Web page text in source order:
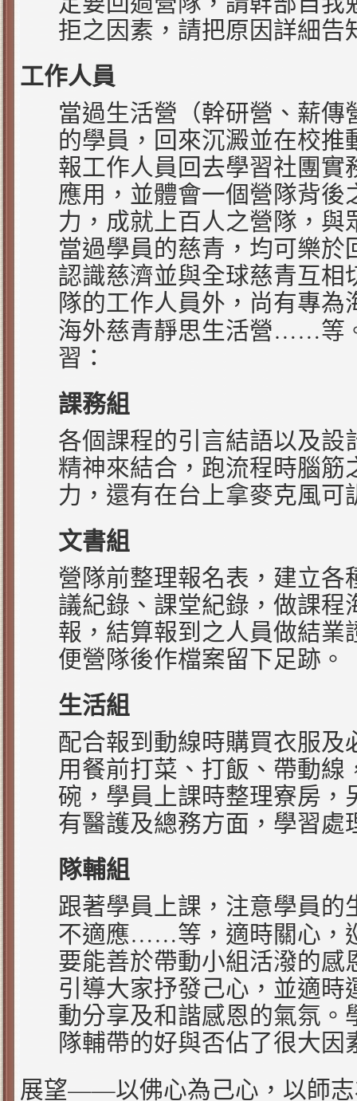
拒之因素，請把原因詳細告
工作人員
當過生活營（幹研營、薪傳
的學員，回來沉澱並在校推
報工作人員回去學習社團實
應用，並體會一個營隊背後
力，成就上百人之營隊，與
當過學員的慈青，均可樂於
認識慈濟並與全球慈青互相
隊的工作人員外，尚有專
海外慈青靜思生活營……等
習：
課務組
各個課程的引言結語以及設
精神來結合，跑流程時腦筋
力，還有在台上拿麥克風可
文書組
營隊前整理報名表，建立各
議紀錄、課堂紀錄，做課程
報，結算報到之人員做結業
便營隊後作檔案留下足跡。
生活組
配合報到動線時購買衣服及
用餐前打菜、打飯、帶動線
碗，學員上課時整理寮房，
有醫護及總務方面，學習處
隊輔組
跟著學員上課，注意學員的
不適應……等，適時關心，
要能善於帶動小組活潑的感
引導大家抒發己心，並適時
動分享及和諧感恩的氣氛。
隊輔帶的好與否佔了很大因
展望——以佛心為己心，以師